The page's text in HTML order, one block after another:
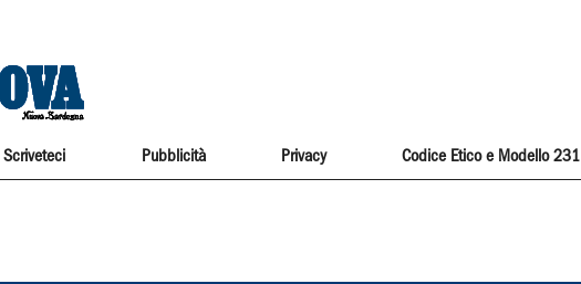
Scriveteci Pubblicità Privacy Codice Etico e Modello 231